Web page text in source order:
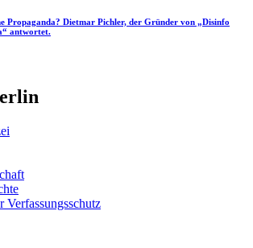
Propaganda? Dietmar Pichler, der Gründer von „Disinfo
antwortet.
Verfassungsschutz